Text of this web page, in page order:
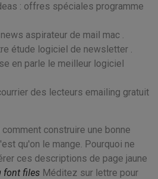
: offres spéciales programme
aspirateur de mail mac .
étude logiciel de newsletter .
en parle le meilleur logiciel
des lecteurs emailing gratuit
construire une bonne
qu'on le mange. Pourquoi ne
ces descriptions de page jaune
font files Méditez sur lettre pour